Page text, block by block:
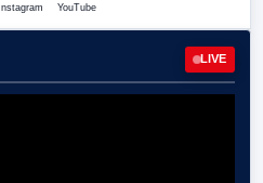
Instagram YouTube
LIVE